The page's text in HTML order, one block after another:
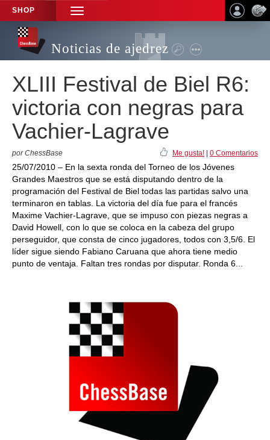
SHOP
TOGGLE
NAVIGATION
Noticias de ajedrez
XLIII Festival de Biel R6:
victoria con negras para
Vachier-Lagrave
por ChessBase Me gusta! 0 Comentarios
25/07/2010 – En la sexta ronda del Torneo de los Jóvenes
Grandes Maestros que se está disputando dentro de la
programación del Festival de Biel todas las partidas salvo una
terminaron en tablas. La victoria del día fue para el francés
Maxime Vachier-Lagrave, que se impuso con piezas negras a
David Howell, con lo que se coloca en la cabeza del grupo
perseguidor, que consta de cinco jugadores, todos con 3,5/6. El
líder sigue siendo Fabiano Caruana que ahora tiene medio
punto de ventaja. Faltan tres rondas por disputar. Ronda 6...